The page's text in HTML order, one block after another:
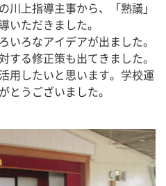
川上指導主事から、「熟議」
いただきました。
いろなアイデアが出ました。
する修正策も出てきました。
用したいと思います。学校運
とうございました。